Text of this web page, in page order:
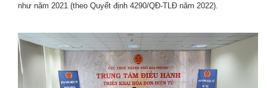
như năm 2021 (theo Quyết định 4290/QĐ-TLĐ năm 2022).